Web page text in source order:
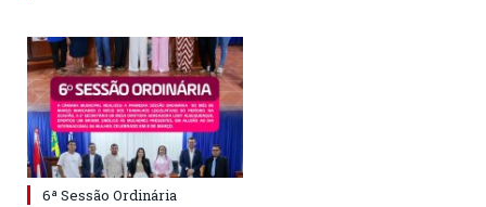
6ª Sessão Ordinária